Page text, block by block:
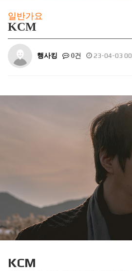
일반가요
KCM
행사킹 0건 23-04-03
KCM